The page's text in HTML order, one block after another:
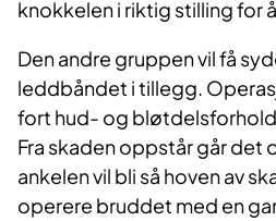
knokkelen i riktig stilling for
Den andre gruppen vil få
leddbåndet i tillegg.
fort hud- og
Fra skaden oppstår går det
ankelen vil bli så hoven av
operere bruddet med en